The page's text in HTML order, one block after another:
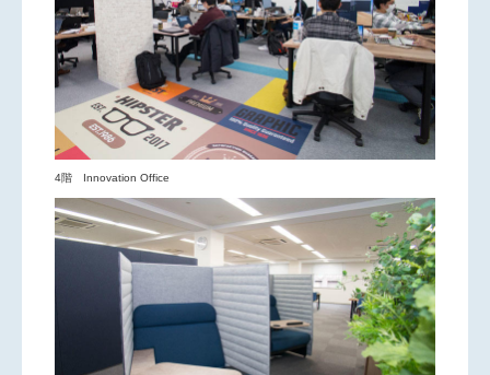
4階 Innovation Office